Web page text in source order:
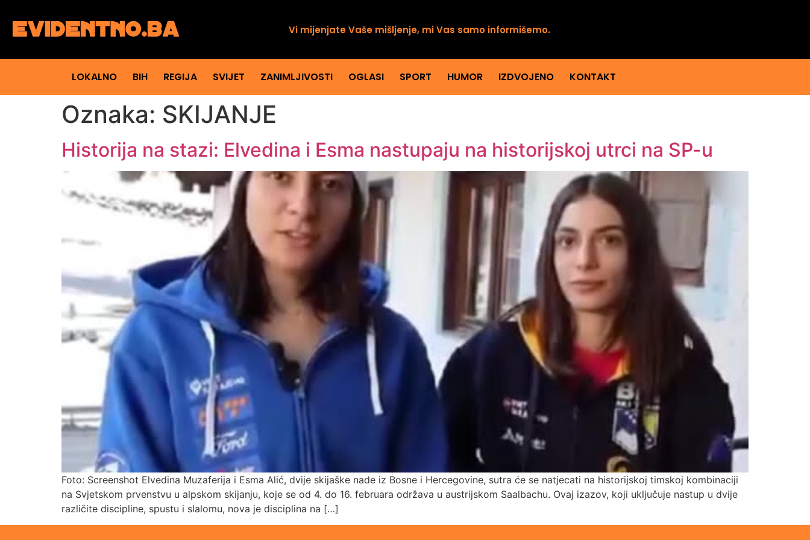
Vi mijenjate Vaše mišljenje, mi Vas samo informišemo.
LOKALNO BIH REGIJA SVIJET ZANIMLJIVOSTI OGLASI SPORT HUMOR IZDVOJENO KONTAKT
Oznaka: SKIJANJE
Historija na stazi: Elvedina i Esma nastupaju na historijskoj utrci na SP-u
Foto: Screenshot Elvedina Muzaferija i Esma Alić, dvije skijaške nade iz Bosne i Hercegovine, sutra će se natjecati na historijskoj timskoj kombinaciji
na Svjetskom prvenstvu u alpskom skijanju, koje se od 4. do 16. februara održava u austrijskom Saalbachu. Ovaj izazov, koji uključuje nastup u dvije
različite discipline, spustu i slalomu, nova je disciplina na […]